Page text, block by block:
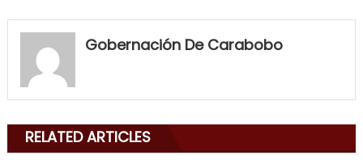
my
neighbor
mouth
Gobernación De Carabobo
RELATED ARTICLES